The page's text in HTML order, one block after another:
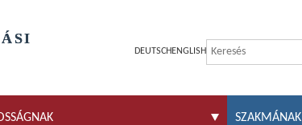
DEUTSCH ENGLISH
SZAKMÁNAK